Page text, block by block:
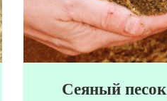
Сеяный песок